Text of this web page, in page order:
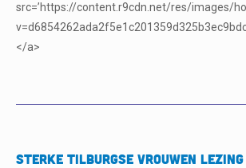
src=’https://content.r9cdn.net/res/images/
</a>
Sterke Tilburgse Vrouwen Lezing